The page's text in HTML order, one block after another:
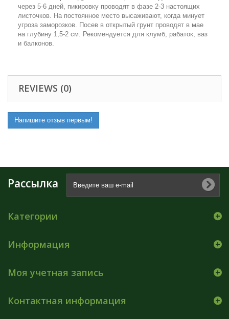
через 5-6 дней, пикировку проводят в фазе 2-3 настоящих
листочков. На постоянное место высаживают, когда минует
угроза заморозков. Посев в открытый грунт проводят в мае
на глубину 1,5-2 см. Рекомендуется для клумб, рабаток, ваз
и балконов.
REVIEWS (0)
Напишите отзыв первым!
Рассылка
Категории
Информация
Моя учетная запись
Контактная информация